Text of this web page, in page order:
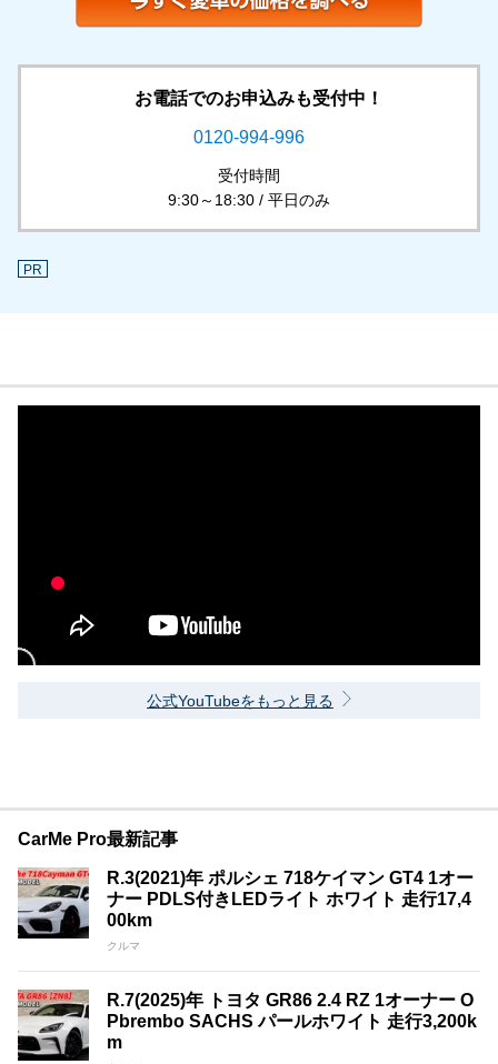
お電話でのお申込みも受付中！
0120-994-996
受付時間
9:30～18:30 / 平日のみ
PR
公式YouTubeをもっと見る
CarMe Pro最新記事
R.3(2021)年 ポルシェ 718ケイマン GT4 1オー
ナー PDLS付きLEDライト ホワイト 走行17,4
00km
クルマ
R.7(2025)年 トヨタ GR86 2.4 RZ 1オーナー O
Pbrembo SACHS パールホワイト 走行3,200k
m